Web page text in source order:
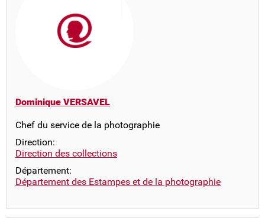
Dominique VERSAVEL
Chef du service de la photographie
Direction:
Direction des collections
Département:
Département des Estampes et de la photographie